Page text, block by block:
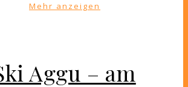
Mehr anzeigen
Aggu – am